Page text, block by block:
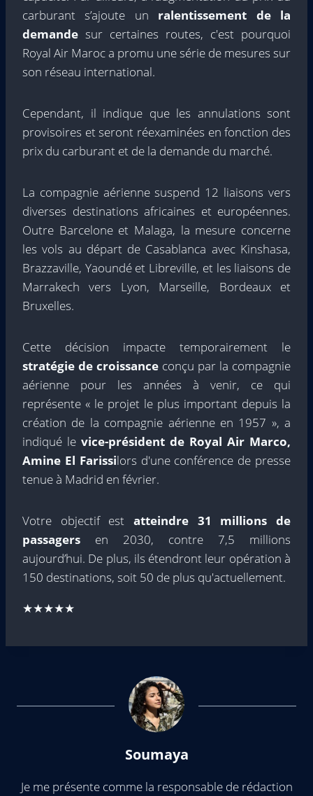
carburant s’ajoute un ralentissement de la
demande sur certaines routes, c'est pourquoi
Royal Air Maroc a promu une série de mesures sur
son réseau international.
Cependant, il indique que les annulations sont
provisoires et seront réexaminées en fonction des
prix du carburant et de la demande du marché.
La compagnie aérienne suspend 12 liaisons vers
diverses destinations africaines et européennes.
Outre Barcelone et Malaga, la mesure concerne
les vols au départ de Casablanca avec Kinshasa,
Brazzaville, Yaoundé et Libreville, et les liaisons de
Marrakech vers Lyon, Marseille, Bordeaux et
Bruxelles.
Cette décision impacte temporairement le
stratégie de croissance conçu par la compagnie
aérienne pour les années à venir, ce qui
représente « le projet le plus important depuis la
création de la compagnie aérienne en 1957 », a
indiqué le vice-président de Royal Air Marco,
Amine El Farissilors d'une conférence de presse
tenue à Madrid en février.
Votre objectif est atteindre 31 millions de
passagers en 2030, contre 7,5 millions
aujourd’hui. De plus, ils étendront leur opération à
150 destinations, soit 50 de plus qu'actuellement.
★★★★★
Soumaya
Je me présente comme la responsable de rédaction